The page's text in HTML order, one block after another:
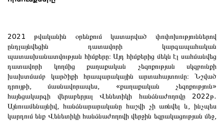
2021 թվականին օրենքում կատարված փոփոխություններով
ընդլայնվեցին դատավորի կարգապահական
պատասխանատվության հիմքերը։ Այդ հիմքերից մեկն էլ սահմանվեց
դատավորի կողմից քաղաքական չեզոքության սկզբունքի
խախտմամբ կարծիքի հրապարակային արտահայտումը։ Նշված
դրույթի, մասնավորապես, «քաղաքական չեզոքություն»
հայեցակարգի վերաբերյալ Վենետիկի հանձնաժողովը 2022թ.
Այնուամենայնիվ, հանձնարարականը հաշվի չի առնվել և, ինչպես
կարդում ենք Վենետիկի հանձնաժողովի վերջին եզրակացության մեջ,